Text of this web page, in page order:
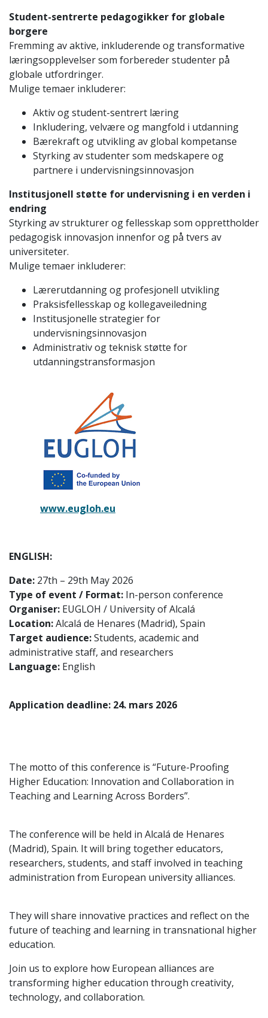
Student-sentrerte pedagogikker for globale
borgere
Fremming av aktive, inkluderende og transformative
læringsopplevelser som forbereder studenter på
globale utfordringer.
Mulige temaer inkluderer:
Aktiv og student-sentrert læring
Inkludering, velvære og mangfold i utdanning
Bærekraft og utvikling av global kompetanse
Styrking av studenter som medskapere og
partnere i undervisningsinnovasjon
Institusjonell støtte for undervisning i en verden i
endring
Styrking av strukturer og fellesskap som opprettholder
pedagogisk innovasjon innenfor og på tvers av
universiteter.
Mulige temaer inkluderer:
Lærerutdanning og profesjonell utvikling
Praksisfellesskap og kollegaveiledning
Institusjonelle strategier for
undervisningsinnovasjon
Administrativ og teknisk støtte for
utdanningstransformasjon
www.eugloh.eu
ENGLISH:
Date: 27th – 29th May 2026
Type of event / Format: In-person conference
Organiser: EUGLOH / University of Alcalá
Location:Alcalá de Henares (Madrid), Spain
Target audience:Students, academic and
administrative staff, and researchers
Language: English
Application deadline: 24. mars 2026
The motto of this conference is “Future-Proofing
Higher Education: Innovation and Collaboration in
Teaching and Learning Across Borders”.
The conference will be held in Alcalá de Henares
(Madrid), Spain. It will bring together educators,
researchers, students, and staff involved in teaching
administration from European university alliances.
They will share innovative practices and reflect on the
future of teaching and learning in transnational higher
education.
Join us to explore how European alliances are
transforming higher education through creativity,
technology, and collaboration.